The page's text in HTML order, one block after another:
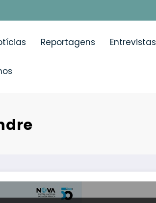
Reportagens Entrevistas
futuro da saúde pública em Portugal